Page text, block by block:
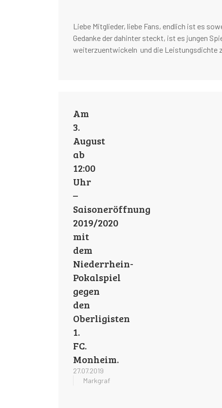
Liebe Mitglieder, liebe Fans, endlich ist es
Gedanke der dahinter steckt, ist es jungen
weiterzuentwickeln und die Leistungsdichte
Am
3.
August
ab
12:00
Uhr
–
Saisoneröffnung
2019/2020
mit
dem
Niederrhein-
Pokalspiel
gegen
den
Oberligisten
1.
FC.
Monheim.
27.07.2019
Markgraf